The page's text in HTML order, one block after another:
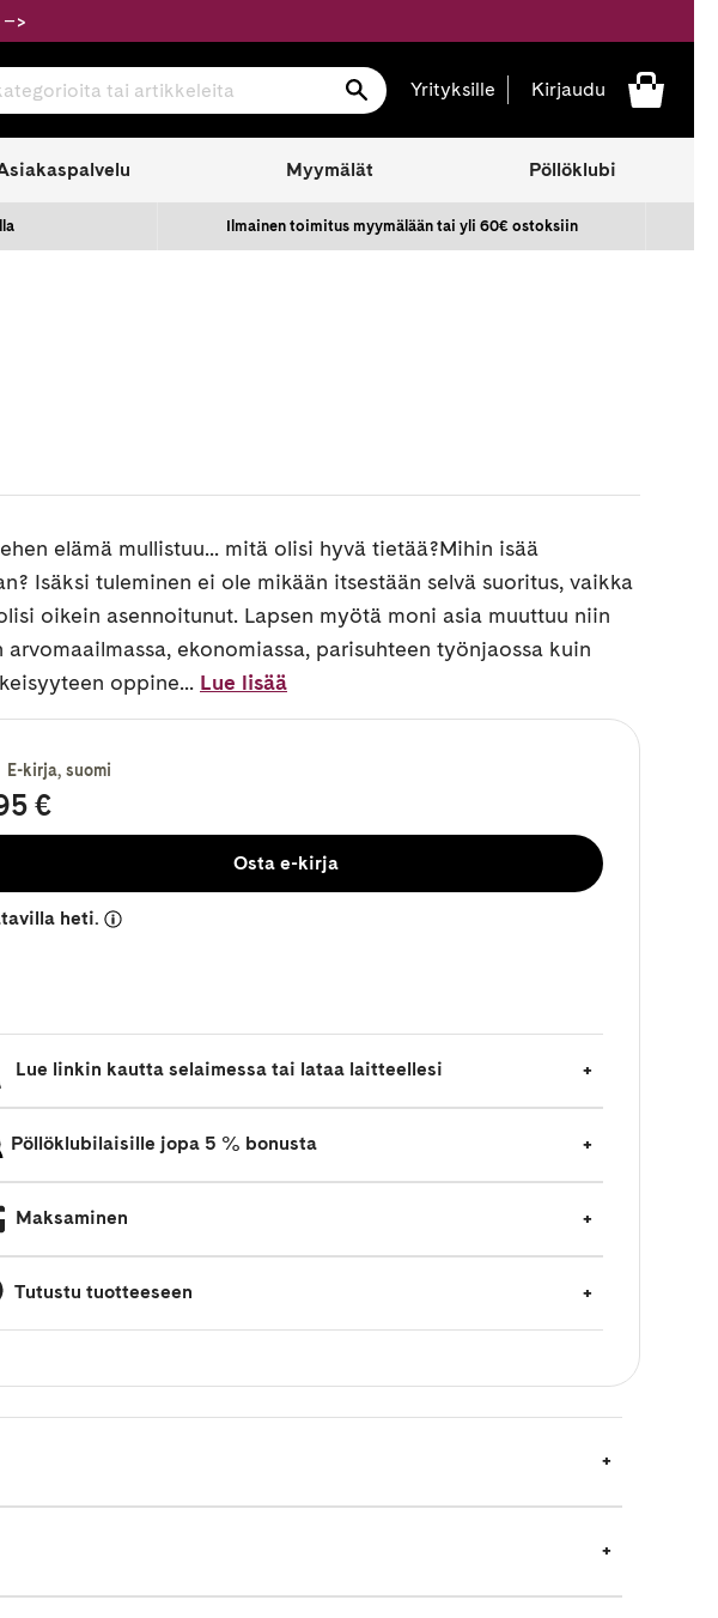
–>
tai artikkeleita
Hae Yrityksille Kirjaudu
Myymälät Pöllöklubi
Ilmainen toimitus myymälään tai yli 60€ ostoksiin
elämä mullistuu... mitä olisi hyvä tietää?Mihin isää
Isäksi tuleminen ei ole mikään itsestään selvä suoritus, vaikka
oikein asennoitunut. Lapsen myötä moni asia muuttuu niin
arvomaailmassa, ekonomiassa, parisuhteen työnjaossa kuin
oppine... Lue lisää
E-kirja, suomi
€
Osta e-kirja
heti.
Lue linkin kautta selaimessa tai lataa laitteellesi
Pöllöklubilaisille jopa 5 % bonusta
Maksaminen
Tutustu tuotteeseen